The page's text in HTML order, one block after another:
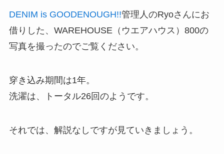
DENIM is GOODENOUGH!!管理人のRyoさんにお
借りした、WAREHOUSE（ウエアハウス）800の
写真を撮ったのでご覧ください。
穿き込み期間は1年。
洗濯は、トータル26回のようです。
それでは、解説なしですが見ていきましょう。